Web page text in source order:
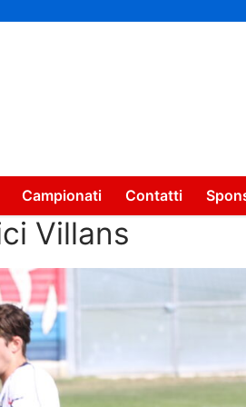
Campionati Contatti
Villans